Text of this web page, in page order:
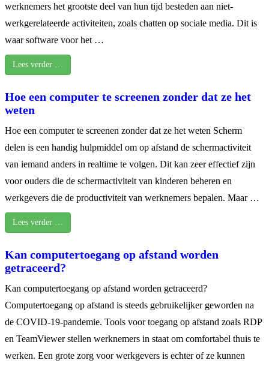
werknemers het grootste deel van hun tijd besteden aan niet-
werkgerelateerde activiteiten, zoals chatten op sociale media. Dit is
waar software voor het …
Lees verder …
Hoe een computer te screenen zonder dat ze het
weten
Hoe een computer te screenen zonder dat ze het weten Scherm
delen is een handig hulpmiddel om op afstand de schermactiviteit
van iemand anders in realtime te volgen. Dit kan zeer effectief zijn
voor ouders die de schermactiviteit van kinderen beheren en
werkgevers die de productiviteit van werknemers bepalen. Maar …
Lees verder …
Kan computertoegang op afstand worden
getraceerd?
Kan computertoegang op afstand worden getraceerd?
Computertoegang op afstand is steeds gebruikelijker geworden na
de COVID-19-pandemie. Tools voor toegang op afstand zoals RDP
en TeamViewer stellen werknemers in staat om comfortabel thuis te
werken. Een grote zorg voor werkgevers is echter of ze kunnen